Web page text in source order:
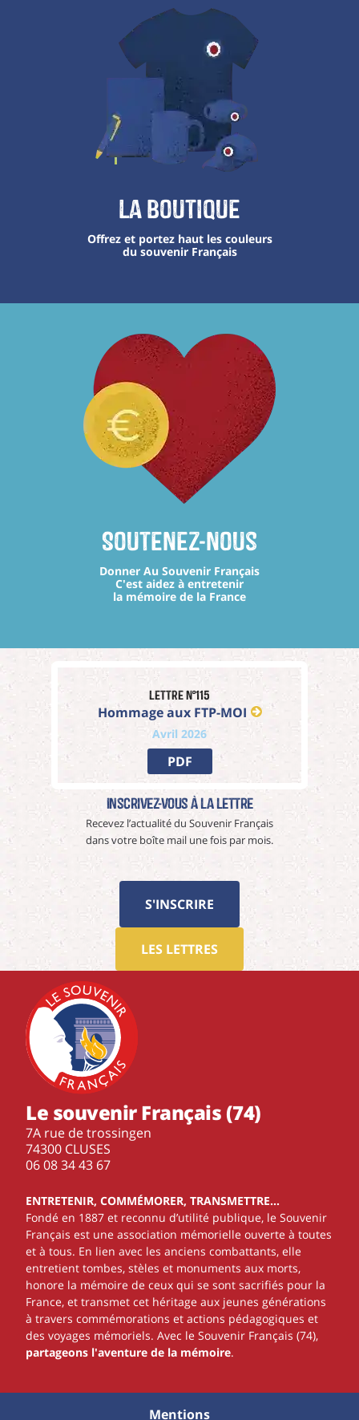
La boutique
Offrez et portez haut les couleurs
du souvenir Français
Soutenez-nous
Donner Au Souvenir Français
C'est aidez à entretenir
la mémoire de la France
Lettre n°115
Hommage aux FTP-MOI
Avril 2026
PDF
Inscrivez-vous à La Lettre
Recevez l’actualité du Souvenir Français
dans votre boîte mail une fois par mois.
S'INSCRIRE
LES LETTRES
Le souvenir Français (74)
7A rue de trossingen
74300 CLUSES
‭06 08 34 43 67‬
ENTRETENIR, COMMÉMORER, TRANSMETTRE…
Fondé en 1887 et reconnu d’utilité publique, le Souvenir
Français est une association mémorielle ouverte à toutes
et à tous. En lien avec les anciens combattants, elle
entretient tombes, stèles et monuments aux morts,
honore la mémoire de ceux qui se sont sacrifiés pour la
France, et transmet cet héritage aux jeunes générations
à travers commémorations et actions pédagogiques et
des voyages mémoriels. Avec le Souvenir Français (74),
partageons l'aventure de la mémoire.
Mentions